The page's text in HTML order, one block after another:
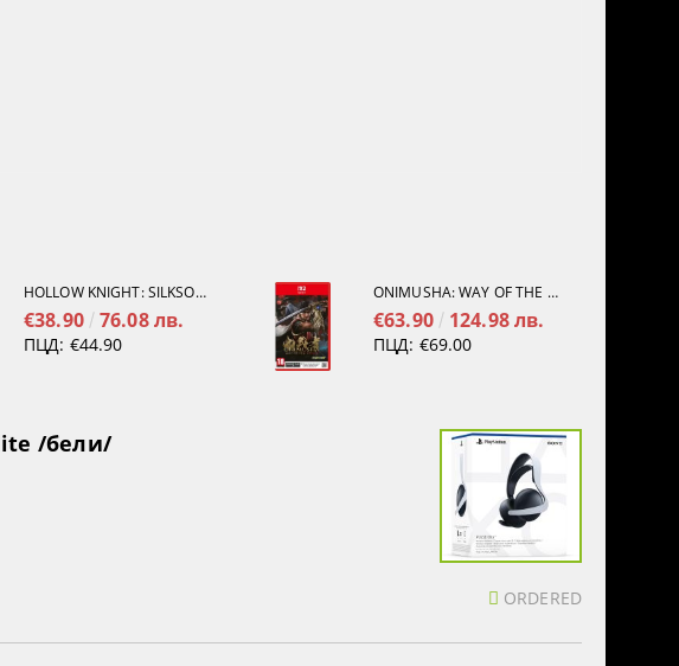
HOLLOW KNIGHT: SILKSONG [PS5]
€38.90 76.08 лв.
ПЦД: €44.90
ONIMUSHA: WAY OF THE SWORD [NINTENDO SWITCH 2]
€63.90 124.98 лв.
ПЦД: €69.00
/бели/
ORDERED